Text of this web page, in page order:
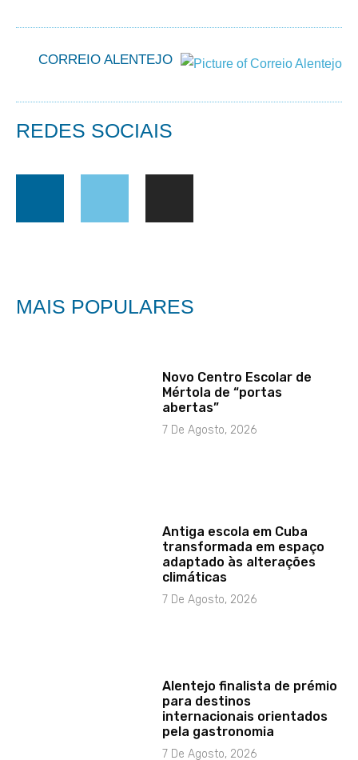
CORREIO ALENTEJO
REDES SOCIAIS
MAIS POPULARES
Novo Centro Escolar de
Mértola de “portas
abertas”
7 De Agosto, 2026
Antiga escola em Cuba
transformada em espaço
adaptado às alterações
climáticas
7 De Agosto, 2026
Alentejo finalista de prémio
para destinos
internacionais orientados
pela gastronomia
7 De Agosto, 2026